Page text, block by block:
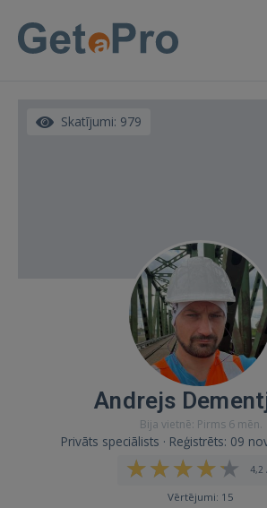
Skatījumi: 979
Andrejs
Bija vietnē: Pirms 6 mēn.
Privāts speciālists · Reģistrēts: 09
4,2
Vērtējumi: 15